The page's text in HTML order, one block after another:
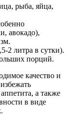
рыба, яйца,
авокадо),
2 литра в сутки).
порций.
качество и
а также
в виде